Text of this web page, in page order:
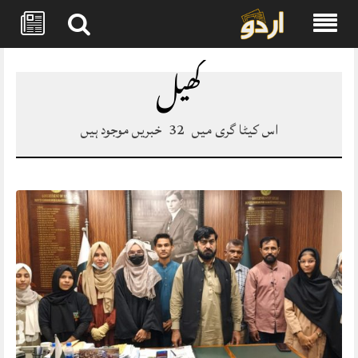
Skip
کھیلاس کیٹا گری میں 32 خبریں موجود ہیں